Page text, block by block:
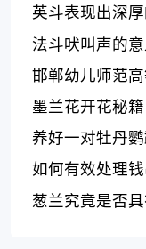
者
英斗表现出深
法斗吠叫声的
邯郸幼儿师范
墨兰花开花秘
养好一对牡丹
如何有效处理
葱兰究竟是否具